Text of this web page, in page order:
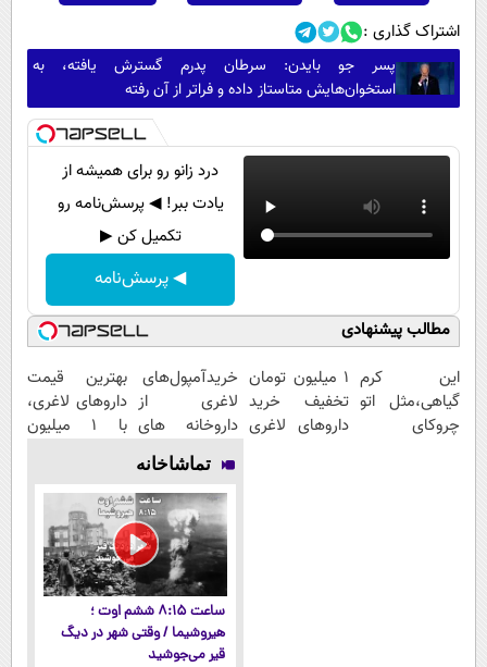
اشتراک گذاری :
پسر جو بایدن: سرطان پدرم گسترش یافته، به
استخوان‌هایش متاستاز داده و فراتر از آن رفته
درد زانو رو برای همیشه از
یادت ببر! ◀ پرسش‌نامه رو
تکمیل کن ▶
◀ پرسش‌نامه
مطالب پیشنهادی
این کرم
گیاهی،مثل اتو
چروکای
1 میلیون تومان
تخفیف خرید
داروهای لاغری
خریدآمپول‌های
لاغری از
داروخانه های
اطرافت، ارسال
فوری همراه با
پک یخ!
بهترین قیمت
داروهای لاغری،
با ۱ میلیون
تماشاخانه
ساعت ۸:۱۵ ششم اوت ؛
هیروشیما / وقتی شهر در دیگ
قیر می‌جوشید